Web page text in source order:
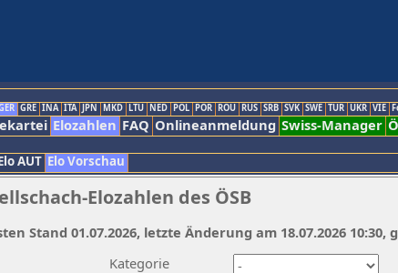
GRE INA ITA JPN MKD LTU NED POL POR ROU RUS SRB SVK SWE TUR UKR VIE
Elozahlen FAQ Onlineanmeldung Swiss-Manager
AUT Elo Vorschau
Elozahlen des ÖSB
Kategorie
Stand 01.07.2026, letzte Änderung am 18.07.2026